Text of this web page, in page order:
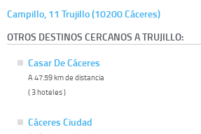
Campillo, 11 Trujillo (10200 Cáceres)
OTROS DESTINOS CERCANOS A TRUJILLO:
Casar De Cáceres
A 47.59 km de distancia
( 3 hoteles )
Cáceres Ciudad